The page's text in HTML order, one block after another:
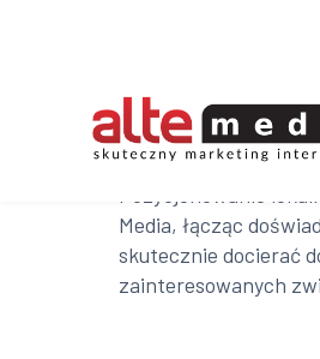
Alte
Media
Pozycjonowanie
Media, łącząc
skutecznie docierać
zainteresowanych